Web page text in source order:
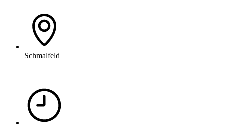
Schmalfeld